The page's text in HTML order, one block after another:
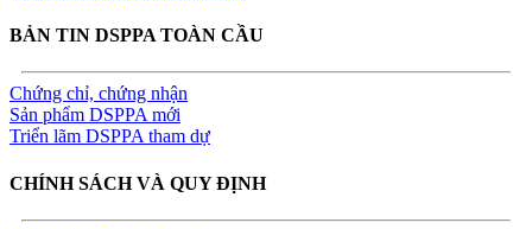
BẢN TIN DSPPA TOÀN CẦU
Chứng chỉ, chứng nhận
Sản phẩm DSPPA mới
Triển lãm DSPPA tham dự
CHÍNH SÁCH VÀ QUY ĐỊNH